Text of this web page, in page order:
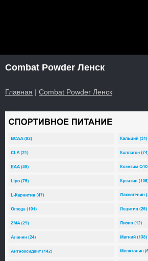
Combat Powder Ленск
Главная | Combat Powder Ленск